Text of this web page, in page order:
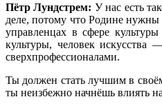
Пётр Лундстрем: У нас есть
деле, потому что Родине
управленцах в сфере
культуры, человек
сверхпрофессионалами.
Ты должен стать лучшим в
ты неизбежно начнёшь влиять